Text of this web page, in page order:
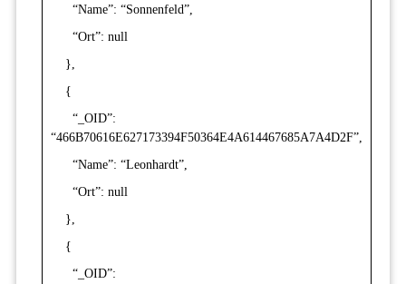
“Name”: “Sonnenfeld”,
“Ort”: null
},
{
“_OID”:
“466B70616E627173394F50364E4A614467685A7A4D2F”,
“Name”: “Leonhardt”,
“Ort”: null
},
{
“_OID”: